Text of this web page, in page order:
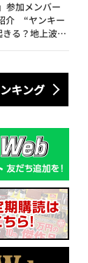
参加メンバー
介 “ヤンキー
る？地上波で
キング